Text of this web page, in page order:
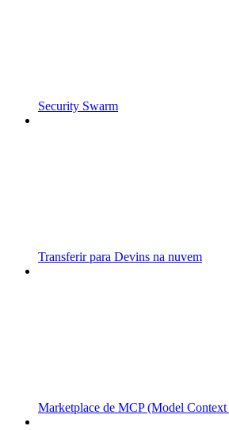
Security Swarm
Transferir para Devins na nuvem
Marketplace de MCP (Model